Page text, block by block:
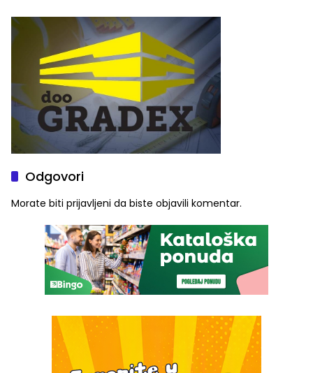
Odgovori
Morate biti prijavljeni da biste objavili komentar.